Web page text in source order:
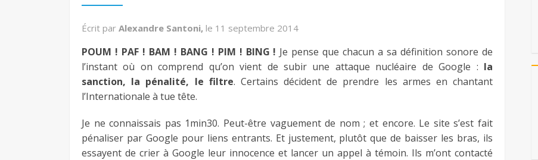
Écrit par Alexandre Santoni, le 11 septembre 2014
POUM ! PAF ! BAM ! BANG ! PIM ! BING ! Je pense que chacun a sa définition sonore de
l’instant où on comprend qu’on vient de subir une attaque nucléaire de Google : la
sanction, la pénalité, le filtre. Certains décident de prendre les armes en chantant
l’Internationale à tue tête.
Je ne connaissais pas 1min30. Peut-être vaguement de nom ; et encore. Le site s’est fait
pénaliser par Google pour liens entrants. Et justement, plutôt que de baisser les bras, ils
essayent de crier à Google leur innocence et lancer un appel à témoin. Ils m’ont contacté